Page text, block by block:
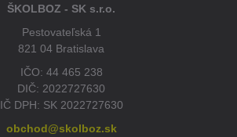
ŠKOLBOZ - SK s.r.o.
Pestovateľská 1
821 04 Bratislava
IČO: 44 465 238
DIČ: 2022727630
IČ DPH: SK 2022727630
obchod@skolboz.sk